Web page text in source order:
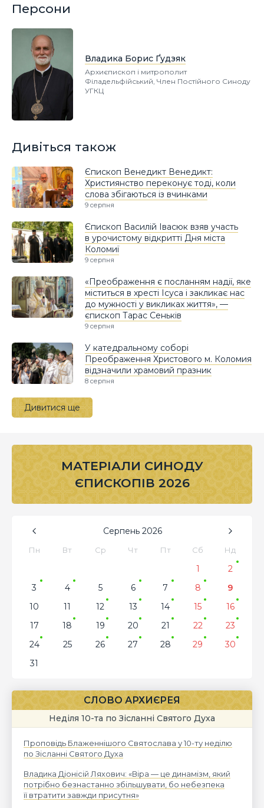
Персони
Владика Борис Ґудзяк
Архиєпископ і митрополит
Філадельфійський, Член Постійного Синоду
УГКЦ
Дивіться також
Єпископ Венедикт Венедикт:
Християнство переконує тоді, коли
слова збігаються із вчинками
9 серпня
Єпископ Василій Івасюк взяв участь
в урочистому відкритті Дня міста
Коломиї
9 серпня
«Преображення є посланням надії, яке
міститься в хресті Ісуса і закликає нас
до мужності у викликах життя», —
єпископ Тарас Сеньків
9 серпня
У катедральному соборі
Преображення Христового м. Коломия
відзначили храмовий празник
8 серпня
Дивитися ще
МАТЕРІАЛИ СИНОДУ
ЄПИСКОПІВ 2026
Серпень 2026
Пн Вт Ср Чт Пт Сб Нд
1
2
3
4 5 6 7 8
9
10
11 12 13 14 15
16
17
18 19 20 21 22
23
24
25 26 27 28 29
30
31
СЛОВО АРХИЄРЕЯ
Неділя 10-та по Зісланні Святого Духа
Проповідь Блаженнішого Святослава у 10-ту неділю
по Зісланні Святого Духа
Владика Діонісій Ляхович: «Віра — це динамізм, який
потрібно безнастанно збільшувати, бо небезпека
її втратити завжди присутня»